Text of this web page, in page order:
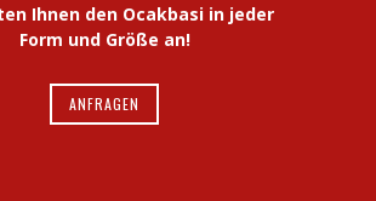
Ihnen den Ocakbasi in jeder
Form und Größe an!
ANFRAGEN